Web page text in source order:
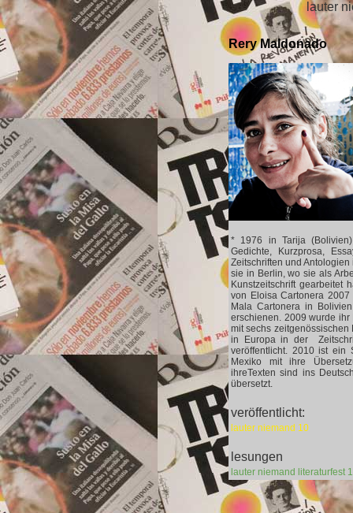
lauter
Rery Maldonado
* 1976 in Tarija
Gedichte, Kurzprosa,
Zeitschriften und
sie in Berlin, wo sie als
Kunstzeitschrift gearbeitet
von Eloisa Cartonera
Mala Cartonera in
erschienen. 2009 wurde ihr
mit sechs
in Europa in der
veröffentlicht. 2010 ist ein
Mexiko mit ihre
ihreTexten sind ins
übersetzt.
veröffentlicht:
lauter niemand 10
lesungen
lauter niemand literaturfest